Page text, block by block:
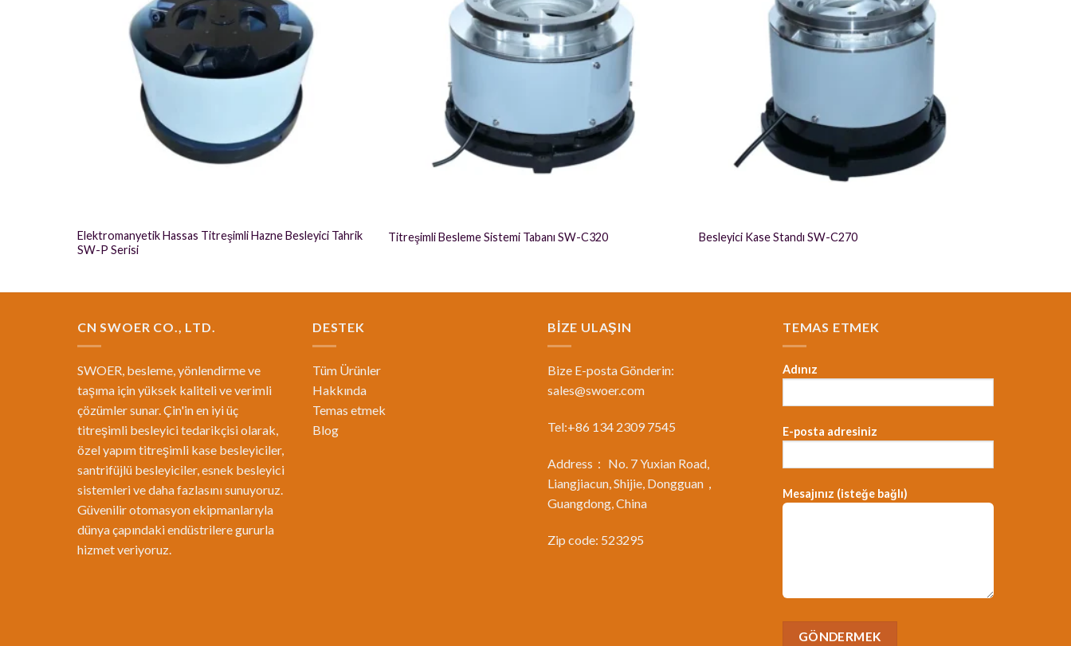
Elektromanyetik Hassas Titreşimli Hazne Besleyici Tahrik
SW-P Serisi
Titreşimli Besleme Sistemi Tabanı SW-C320 Besleyici Kase Standı SW-C270
CN SWOER CO., LTD.
SWOER, besleme, yönlendirme ve
taşıma için yüksek kaliteli ve verimli
çözümler sunar. Çin'in en iyi üç
titreşimli besleyici tedarikçisi olarak,
özel yapım titreşimli kase besleyiciler,
santrifüjlü besleyiciler, esnek besleyici
sistemleri ve daha fazlasını sunuyoruz.
Güvenilir otomasyon ekipmanlarıyla
dünya çapındaki endüstrilere gururla
hizmet veriyoruz.
DESTEK
Tüm Ürünler
Hakkında
Temas etmek
Blog
BİZE ULAŞIN
Bize E-posta Gönderin:
sales@swoer.com
Tel:+86 134 2309 7545
Address： No. 7 Yuxian Road,
Liangjiacun, Shijie, Dongguan，
Guangdong, China
Zip code: 523295
TEMAS ETMEK
Adınız
E-posta adresiniz
Mesajınız (isteğe bağlı)